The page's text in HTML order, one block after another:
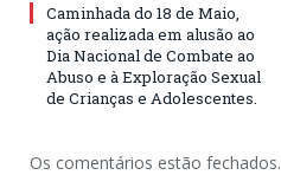
Caminhada do 18 de Maio,
ação realizada em alusão ao
Dia Nacional de Combate ao
Abuso e à Exploração Sexual
de Crianças e Adolescentes.
Os comentários estão fechados.